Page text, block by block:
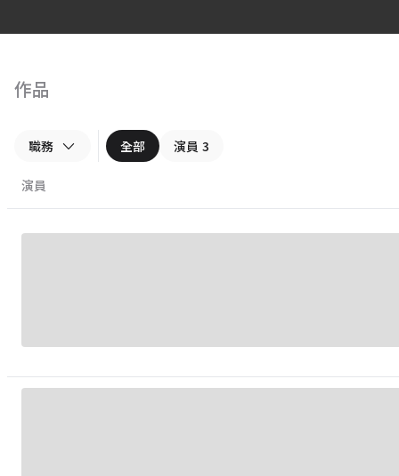
作品
職務 全部 演員 3
演員